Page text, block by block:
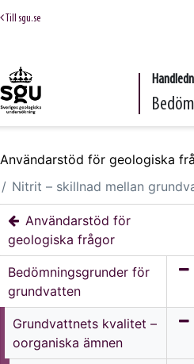
Till sgu.se
Användarstöd för geologiska
Nitrit – skillnad mellan
Användarstöd för
geologiska frågor
Bedömningsgrunder för
grundvatten
Grundvattnets kvalitet –
oorganiska ämnen